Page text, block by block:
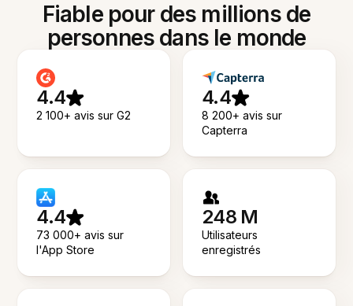
Fiable pour des millions de
personnes dans le monde
4.4
2 100+ avis sur G2
4.4
8 200+ avis sur
Capterra
4.4
73 000+ avis sur
l'App Store
248 M
Utilisateurs
enregistrés